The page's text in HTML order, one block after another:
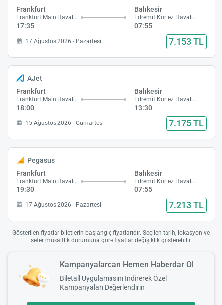
Frankfurt
Frankfurt Main Havalimanı
17:35
Balıkesir
Edremit Körfez Havalimanı
07:55
17 Ağustos 2026 - Pazartesi 7.153 TL
AJet
Frankfurt
Frankfurt Main Havalimanı
18:00
Balıkesir
Edremit Körfez Havalimanı
13:30
15 Ağustos 2026 - Cumartesi 7.175 TL
Pegasus
Frankfurt
Frankfurt Main Havalimanı
19:30
Balıkesir
Edremit Körfez Havalimanı
07:55
17 Ağustos 2026 - Pazartesi 7.213 TL
Gösterilen fiyatlar biletlerin başlangıç fiyatlarıdır. Seçilen tarih, lokasyon ve
sefer müsaitlik durumuna göre fiyatlar değişiklik gösterebilir.
Kampanyalardan Hemen Haberdar Ol
Biletall Uygulamasını Indirerek Özel
Kampanyaları Değerlendirin